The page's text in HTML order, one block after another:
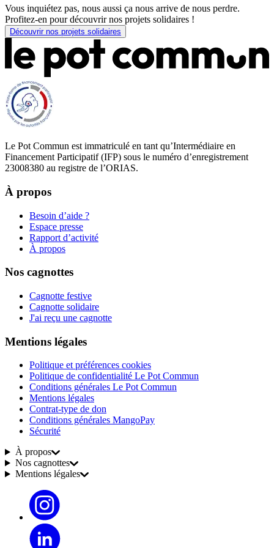
Vous inquiétez pas, nous aussi ça nous arrive de nous perdre.
Profitez-en pour découvrir nos projets solidaires !
Découvrir nos projets solidaires
Le Pot Commun est immatriculé en tant qu’Intermédiaire en
Financement Participatif (IFP) sous le numéro d’enregistrement
23008380 au registre de l’ORIAS.
À propos
Besoin d’aide ?
Espace presse
Rapport d’activité
À propos
Nos cagnottes
Cagnotte festive
Cagnotte solidaire
J'ai reçu une cagnotte
Mentions légales
Politique et préférences cookies
Politique de confidentialité Le Pot Commun
Conditions générales Le Pot Commun
Mentions légales
Contrat-type de don
Conditions générales MangoPay
Sécurité
À propos
Nos cagnottes
Mentions légales